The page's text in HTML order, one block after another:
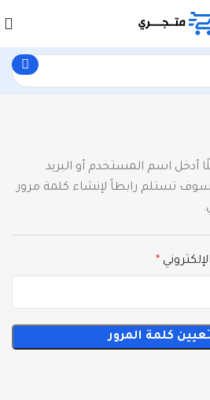
اسم المستخدم أو البريد
سوف تستلم رابطاً لإنشاء كلمة مرور
*
كلمة المرور